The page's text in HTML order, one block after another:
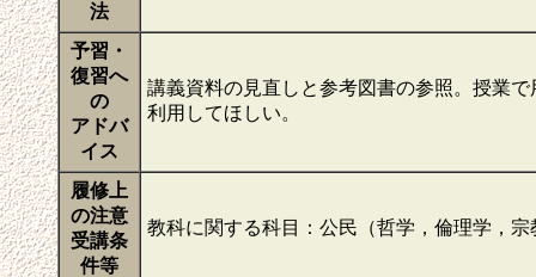
法
予習・
復習へ
の
アドバ
イス
講義資料の見直しと参考図書の参照。授業
利用してほしい。
履修上
の注意
受講条
件等
教科に関する科目：公民（哲学，倫理学，